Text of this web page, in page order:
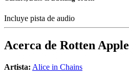
Incluye pista de audio
Acerca de Rotten Apple
Artista: Alice in Chains